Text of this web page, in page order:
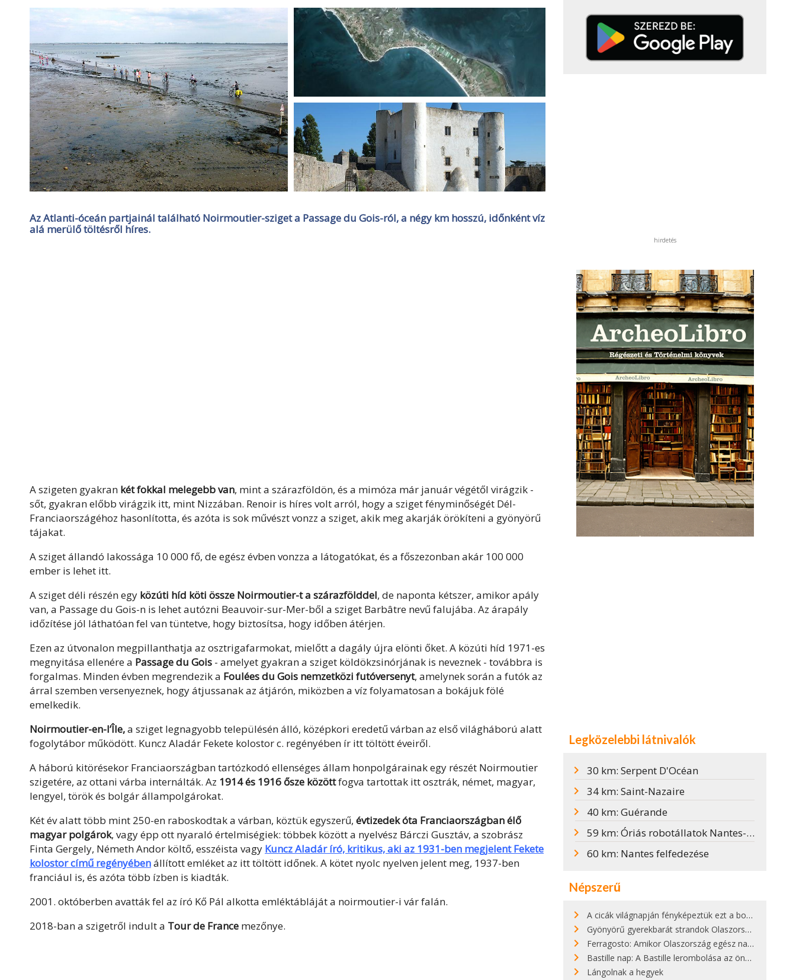
Az Atlanti-óceán partjainál található Noirmoutier-sziget a Passage du Gois-ról, a négy km hosszú, időnként víz
alá merülő töltésről híres.
A szigeten gyakran két fokkal melegebb van, mint a szárazföldön, és a mimóza már január végétől virágzik -
sőt, gyakran előbb virágzik itt, mint Nizzában. Renoir is híres volt arról, hogy a sziget fényminőségét Dél-
Franciaországéhoz hasonlította, és azóta is sok művészt vonzz a sziget, akik meg akarják örökíteni a gyönyörű
tájakat.
A sziget állandó lakossága 10 000 fő, de egész évben vonzza a látogatókat, és a főszezonban akár 100 000
ember is lehet itt.
A sziget déli részén egy közúti híd köti össze Noirmoutier-t a szárazfölddel, de naponta kétszer, amikor apály
van, a Passage du Gois-n is lehet autózni Beauvoir-sur-Mer-ből a sziget Barbâtre nevű falujába. Az árapály
időzítése jól láthatóan fel van tüntetve, hogy biztosítsa, hogy időben átérjen.
Ezen az útvonalon megpillanthatja az osztrigafarmokat, mielőtt a dagály újra elönti őket. A közúti híd 1971-es
megnyitása ellenére a Passage du Gois - amelyet gyakran a sziget köldökzsinórjának is neveznek - továbbra is
forgalmas. Minden évben megrendezik a Foulées du Gois nemzetközi futóversenyt, amelynek során a futók az
árral szemben versenyeznek, hogy átjussanak az átjárón, miközben a víz folyamatosan a bokájuk fölé
emelkedik.
Noirmoutier-en-l’Île,a sziget legnagyobb településén álló, középkori eredetű várban az első világháború alatt
fogolytábor működött. Kuncz Aladár Fekete kolostor c. regényében ír itt töltött éveiről.
A háború kitörésekor Franciaországban tartózkodó ellenséges állam honpolgárainak egy részét Noirmoutier
szigetére, az ottani várba internálták. Az 1914 és 1916 ősze közöttfogva tartottak itt osztrák, német, magyar,
lengyel, török és bolgár állampolgárokat.
Két év alatt több mint 250-en raboskodtak a várban, köztük egyszerű, évtizedek óta Franciaországban élő
magyar polgárok, vagy épp ott nyaraló értelmiségiek: többek között a nyelvész Bárczi Gusztáv, a szobrász
Finta Gergely, Németh Andor költő, esszéista vagy Kuncz Aladár író, kritikus, aki az 1931-ben megjelent Fekete
kolostor című regényébenállított emléket az itt töltött időnek. A kötet nyolc nyelven jelent meg, 1937-ben
franciául is, és azóta több ízben is kiadták.
2001. októberben avatták fel az író Kő Pál alkotta emléktábláját a noirmoutier-i vár falán.
2018-ban a szigetről indult a Tour de France mezőnye.
hirdetés
Legközelebbi látnivalók
30 km: Serpent D'Océan
34 km: Saint-Nazaire
40 km: Guérande
59 km: Óriás robotállatok Nantes-ban
60 km: Nantes felfedezése
Népszerű
A cicák világnapján fényképeztük ezt a bokor alatt hűsölő cicát Kisorosziban
Gyönyörű gyerekbarát strandok Olaszországban - megmutatjuk a 15 legjobbat
Ferragosto: Amikor Olaszország egész nap nyaral
Bastille nap: A Bastille lerombolása az önkényuralom végét jelentette
Lángolnak a hegyek